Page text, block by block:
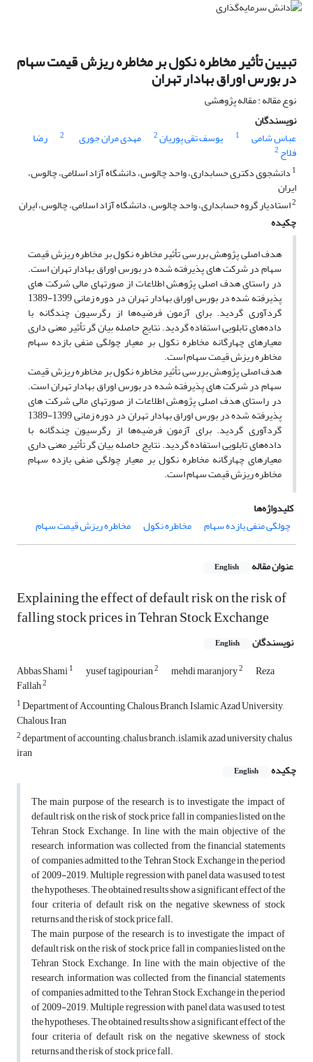
تبیین تأثیر مخاطره نکول بر مخاطره ریزش قیمت سهام
در بورس اوراق بهادار تهران
نوع مقاله : مقاله پژوهشی
نویسندگان
عباس شامی
1 یوسف تقی پوریان2 مهدی مران جوری 2 رضا
فلاح 2
1 دانشجوی دکتری حسابداری، واحد چالوس، دانشگاه آزاد اسلامی، چالوس،
ایران
2استادیار گروه حسابداری، واحد چالوس، دانشگاه آزاد اسلامی، چالوس، ایران
چکیده
هدف اصلی پژوهش بررسی تأثیر مخاطره نکول بر مخاطره ریزش قیمت
سهام در شرکت های پذیرفته شده در بورس اوراق بهادار تهران است.
در راستای هدف اصلی پژوهش اطلاعات از صورتهای مالی شرکت های
پذیرفته شده در بورس اوراق بهادار تهران در دوره‌ زمانی 1399-1389
گردآوری گردید. برای آزمون فرضیه‌ها از رگرسیون چند‌گانه با
داده‌های تابلویی استفاده گردید. نتایج حاصله بیان گر تأثیر معنی داری
معیارهای چهارگانه مخاطره نکول بر معیار چولگی منفی بازده سهام
مخاطره ریزش قیمت سهام است.
هدف اصلی پژوهش بررسی تأثیر مخاطره نکول بر مخاطره ریزش قیمت
سهام در شرکت های پذیرفته شده در بورس اوراق بهادار تهران است.
در راستای هدف اصلی پژوهش اطلاعات از صورتهای مالی شرکت های
پذیرفته شده در بورس اوراق بهادار تهران در دوره‌ زمانی 1399-1389
گردآوری گردید. برای آزمون فرضیه‌ها از رگرسیون چند‌گانه با
داده‌های تابلویی استفاده گردید. نتایج حاصله بیان گر تأثیر معنی داری
معیارهای چهارگانه مخاطره نکول بر معیار چولگی منفی بازده سهام
مخاطره ریزش قیمت سهام است.
کلیدواژه‌ها
چولگی منفی بازده سهام
مخاطره نکول مخاطره ریزش قیمت سهام
عنوان مقاله English
Explaining the effect of default risk on the risk of
falling stock prices in Tehran Stock Exchange
نویسندگان English
Abbas Shami1 yusef tagipourian2 mehdi maranjory2 Reza
Fallah2
1Department of Accounting, Chalous Branch, Islamic Azad University,
Chalous, Iran
2department of accounting.chalus branch.islamik azad university chalus
iran
چکیده
English
The main purpose of the research is to investigate the impact of
default risk on the risk of stock price fall in companies listed on the
Tehran Stock Exchange. In line with the main objective of the
research, information was collected from the financial statements
of companies admitted to the Tehran Stock Exchange in the period
of 2009-2019. Multiple regression with panel data was used to test
the hypotheses. The obtained results show a significant effect of the
four criteria of default risk on the negative skewness of stock
returns and the risk of stock price fall.
The main purpose of the research is to investigate the impact of
default risk on the risk of stock price fall in companies listed on the
Tehran Stock Exchange. In line with the main objective of the
research, information was collected from the financial statements
of companies admitted to the Tehran Stock Exchange in the period
of 2009-2019. Multiple regression with panel data was used to test
the hypotheses. The obtained results show a significant effect of the
four criteria of default risk on the negative skewness of stock
returns and the risk of stock price fall.